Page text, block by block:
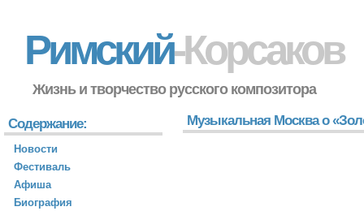
Римский-Корсаков
Жизнь и творчество русского композитора
Музыкальная Москва о
Содержание:
Новости
Фестиваль
Афиша
Биография